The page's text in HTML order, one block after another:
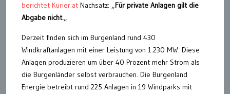
berichtet Kurier.at Nachsatz: „Für private Anlagen gilt die
Abgabe nicht.„
Derzeit finden sich im Burgenland rund 430
Windkraftanlagen mit einer Leistung von 1.230 MW. Diese
Anlagen produzieren um über 40 Prozent mehr Strom als
die Burgenländer selbst verbrauchen. Die Burgenland
Energie betreibt rund 225 Anlagen in 19 Windparks mit